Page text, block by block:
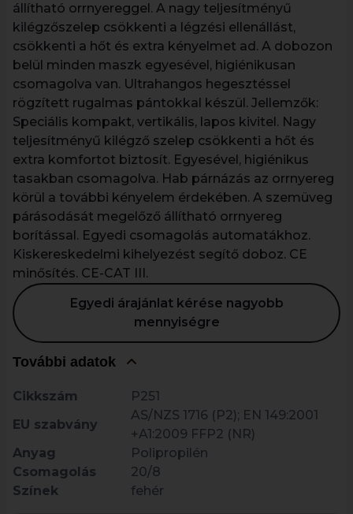
állítható orrnyereggel. A nagy teljesítményű
kilégzőszelep csökkenti a légzési ellenállást,
csökkenti a hőt és extra kényelmet ad. A dobozon
belül minden maszk egyesével, higiénikusan
csomagolva van. Ultrahangos hegesztéssel
rögzített rugalmas pántokkal készül. Jellemzők:
Speciális kompakt, vertikális, lapos kivitel. Nagy
teljesítményű kilégző szelep csökkenti a hőt és
extra komfortot biztosít. Egyesével, higiénikus
tasakban csomagolva. Hab párnázás az orrnyereg
körül a további kényelem érdekében. A szemüveg
párásodását megelőző állítható orrnyereg
borítással. Egyedi csomagolás automatákhoz.
Kiskereskedelmi kihelyezést segítő doboz. CE
minősítés. CE-CAT III.
Egyedi árajánlat kérése nagyobb
mennyiségre
További adatok
Cikkszám
P251
EU szabvány
AS/NZS 1716 (P2); EN 149:2001
+A1:2009 FFP2 (NR)
Anyag
Polipropilén
Csomagolás
20/8
Színek
fehér